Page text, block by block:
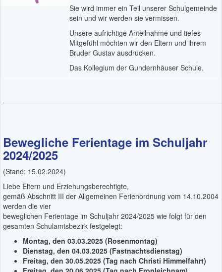
Sie wird immer ein Teil unserer Schulgemeinde
sein und wir werden sie vermissen.
Unsere aufrichtige Anteilnahme und tiefes
Mitgefühl möchten wir den Eltern und ihrem
Bruder Gustav ausdrücken.
Das Kollegium der Gundernhäuser Schule.
Bewegliche Ferientage im Schuljahr
2024/2025
(Stand: 15.02.2024)
Liebe Eltern und Erziehungsberechtigte,
gemäß Abschnitt III der Allgemeinen Ferienordnung vom 14.10.2004
werden die vier
beweglichen Ferientage im Schuljahr 2024/2025 wie folgt für den
gesamten Schulamtsbezirk festgelegt:
Montag, den 03.03.2025 (Rosenmontag)
Dienstag, den 04.03.2025 (Fastnachtsdienstag)
Freitag, den 30.05.2025 (Tag nach Christi Himmelfahrt)